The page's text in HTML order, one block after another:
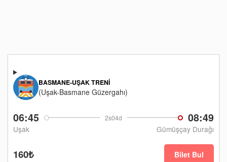
06:45 2s04d 08:49
Uşak Gümüşçay Durağı
BASMANE-UŞAK TRENI
(Uşak-Basmane Güzergahı)
160₺ Bilet Bul